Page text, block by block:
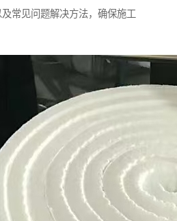
常见问题解决方法，确保施工